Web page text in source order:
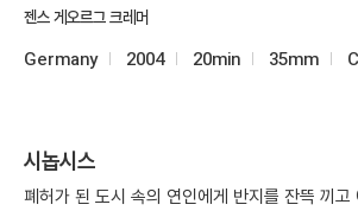
젠스 게오르그 크레머
Germany 2004 20min 35mm
시놉시스
폐허가 된 도시 속의 연인에게 반지를 잔뜩 끼고